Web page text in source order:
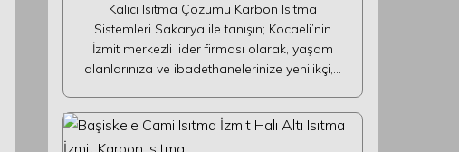
Kalıcı Isıtma Çözümü Karbon Isıtma
Sistemleri Sakarya ile tanışın; Kocaeli’nin
İzmit merkezli lider firması olarak, yaşam
alanlarınıza ve ibadethanelerinize yenilikçi,…